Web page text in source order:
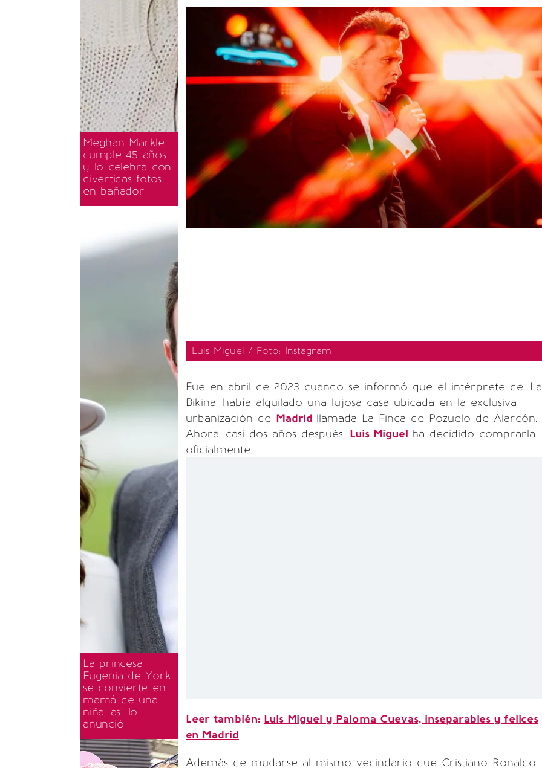
Meghan Markle
cumple 45 años
y lo celebra con
divertidas fotos
en bañador
La princesa
Eugenia de York
se convierte en
mamá de una
niña, así lo
anunció
Luis Miguel / Foto: Instagram
Fue en abril de 2023 cuando se informó que el intérprete de 'La
Bikina' había alquilado una lujosa casa ubicada en la exclusiva
urbanización de Madrid llamada La Finca de Pozuelo de Alarcón.
Ahora, casi dos años después, Luis Miguel ha decidido comprarla
oficialmente.
Leer también: Luis Miguel y Paloma Cuevas, inseparables y felices
en Madrid
Además de mudarse al mismo vecindario que Cristiano Ronaldo